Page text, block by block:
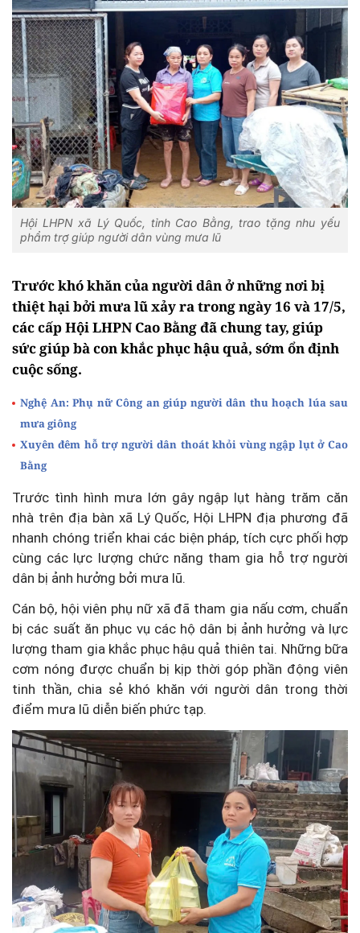
Hội LHPN xã Lý Quốc, tỉnh Cao Bằng, trao tặng nhu yếu
phẩm trợ giúp người dân vùng mưa lũ
Trước khó khăn của người dân ở những nơi bị
thiệt hại bởi mưa lũ xảy ra trong ngày 16 và 17/5,
các cấp Hội LHPN Cao Bằng đã chung tay, giúp
sức giúp bà con khắc phục hậu quả, sớm ổn định
cuộc sống.
Nghệ An: Phụ nữ Công an giúp người dân thu hoạch lúa sau
mưa giông
Xuyên đêm hỗ trợ người dân thoát khỏi vùng ngập lụt ở Cao
Bằng
Trước tình hình mưa lớn gây ngập lụt hàng trăm căn
nhà trên địa bàn xã Lý Quốc, Hội LHPN địa phương đã
nhanh chóng triển khai các biện pháp, tích cực phối hợp
cùng các lực lượng chức năng tham gia hỗ trợ người
dân bị ảnh hưởng bởi mưa lũ.
Cán bộ, hội viên phụ nữ xã đã tham gia nấu cơm, chuẩn
bị các suất ăn phục vụ các hộ dân bị ảnh hưởng và lực
lượng tham gia khắc phục hậu quả thiên tai. Những bữa
cơm nóng được chuẩn bị kịp thời góp phần động viên
tinh thần, chia sẻ khó khăn với người dân trong thời
điểm mưa lũ diễn biến phức tạp.